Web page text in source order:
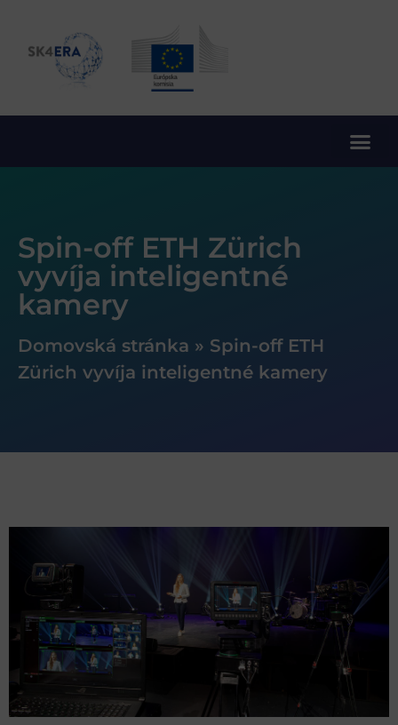
Spin-off ETH Zürich
vyvíja inteligentné
kamery
Domovská stránka » Spin-off ETH
Zürich vyvíja inteligentné kamery